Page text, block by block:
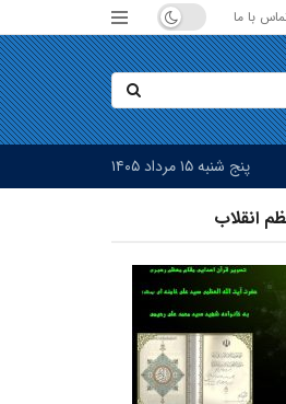
با ما
پنج شنبه ۱۵ مرداد ۱۴۰۵
انقلاب